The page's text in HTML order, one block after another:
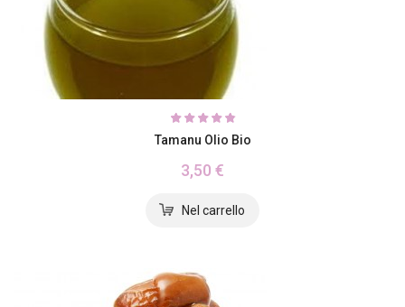
Tamanu Olio Bio
3,50 €